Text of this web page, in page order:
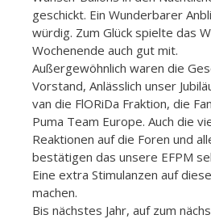
geschickt. Ein Wunderbarer
würdig. Zum Glück spielte das
Wochenende auch gut mit.
Außergewöhnlich waren die
Vorstand, Anlässlich unser
van die FlORiDa Fraktion, die
Puma Team Europe. Auch die
Reaktionen auf die Foren und
bestätigen das unsere EFPM
Eine extra Stimulanzen auf
machen.
Bis nächstes Jahr, auf zum